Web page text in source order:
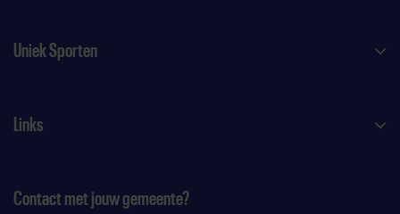
Uniek Sporten
Links
Contact met jouw gemeente?